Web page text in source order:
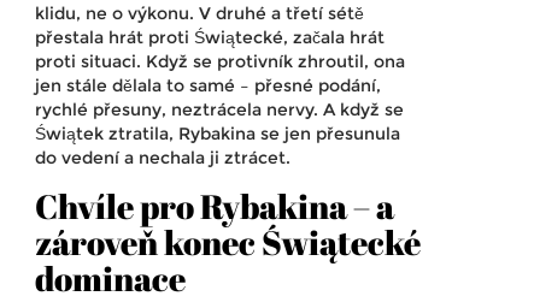
klidu, ne o výkonu. V druhé a třetí sétě
přestala hrát proti Świątecké, začala hrát
proti situaci. Když se protivník zhroutil, ona
jen stále dělala to samé – přesné podání,
rychlé přesuny, neztrácela nervy. A když se
Świątek ztratila, Rybakina se jen přesunula
do vedení a nechala ji ztrácet.
Chvíle pro Rybakina – a
zároveň konec Świątecké
dominace